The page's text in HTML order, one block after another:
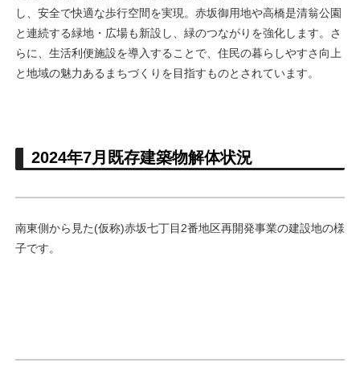
し、安全で快適な歩行空間を実現。赤坂御用地や高橋是清翁公園
と連続する緑地・広場も新設し、緑のつながりを強化します。さ
らに、生活利便施設を導入することで、住民の暮らしやすさ向上
と地域の魅力あるまちづくりを目指すものとされています。
2024年7月既存建築物解体状況
南東側から見た(仮称)赤坂七丁目2番地区再開発事業の建設地の様
子です。